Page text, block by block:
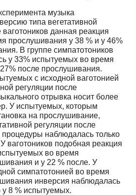
музыка
типа вегетативной
ваготоников данная реакция
прослушивания у 38 % и у 46%
В группе симпатотоников
у 33% испытуемых во время
после прослушивания.
с исходной ваготонией
регуляции после
отрывка носит более
У испытуемых, которым
на прослушивание,
регуляции после
наблюдалась только
ваготоников подобная реакция
во время
и у 22 % после. У
симпатотонией во время
инверсия наблюдалась
у 8 % испытуемых.